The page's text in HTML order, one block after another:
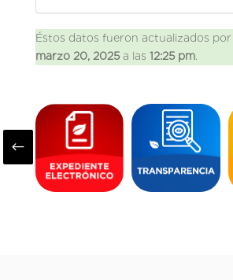
Éstos datos fueron actualizados
marzo 20, 2025a las 12:25 pm.
#